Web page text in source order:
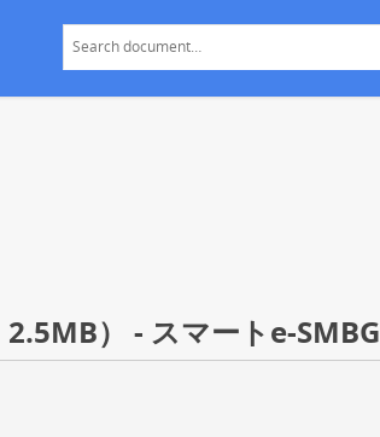
） - スマートe-SMBG